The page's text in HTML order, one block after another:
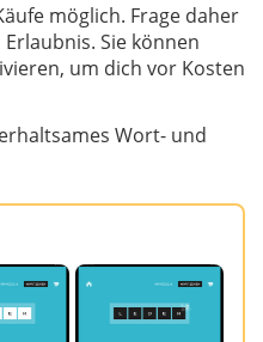
möglich. Frage daher
Sie können
um dich vor Kosten
Wort- und